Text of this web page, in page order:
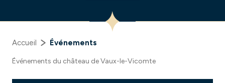
Accueil Événements
Événements du château de Vaux-le-Vicomte